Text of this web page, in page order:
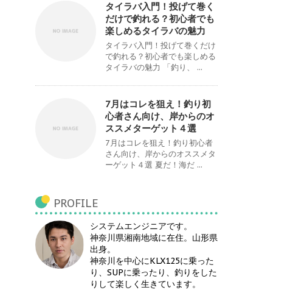
タイラバ入門！投げて巻く
だけで釣れる？初心者でも
楽しめるタイラバの魅力
タイラバ入門！投げて巻くだけ
で釣れる？初心者でも楽しめる
タイラバの魅力 「釣り、 ...
7月はコレを狙え！釣り初
心者さん向け、岸からのオ
ススメターゲット４選
7月はコレを狙え！釣り初心者
さん向け、岸からのオススメタ
ーゲット４選 夏だ！海だ ...
PROFILE
システムエンジニアです。
神奈川県湘南地域に在住。山形県
出身。
神奈川を中心にKLX125に乗った
り、SUPに乗ったり、釣りをした
りして楽しく生きています。